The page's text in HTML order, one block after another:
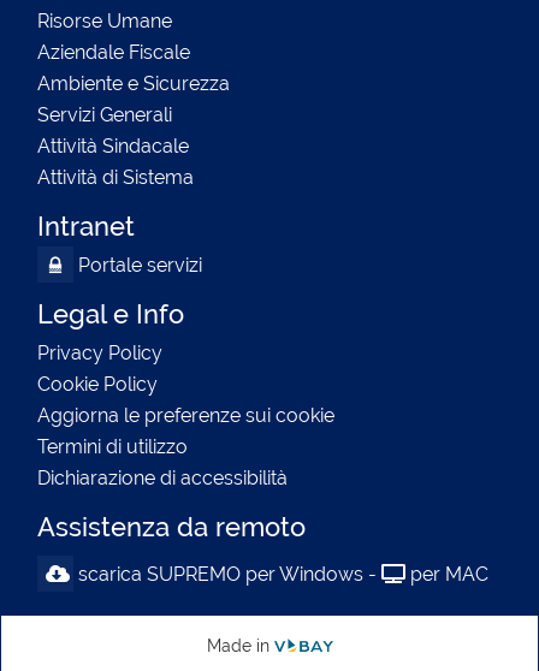
Risorse Umane
Aziendale Fiscale
Ambiente e Sicurezza
Servizi Generali
Attività Sindacale
Attività di Sistema
Intranet
Portale servizi
Legal e Info
Privacy Policy
Cookie Policy
Aggiorna le preferenze sui cookie
Termini di utilizzo
Dichiarazione di accessibilità
Assistenza da remoto
scarica SUPREMO per Windows - per MAC
Made in